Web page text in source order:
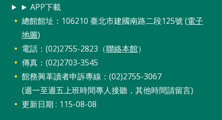
兒
童
見
答
► APP下載
總館館址：106210 臺北市建國南路二段125號 (電子
地圖)
電話：(02)2755-2823（聯絡本館）
傳真：(02)2703-3545
館務興革讀者申訴專線：(02)2755-3067
(週一至週五上班時間專人接聽，其他時間請留言)
更新日期
115-08-08